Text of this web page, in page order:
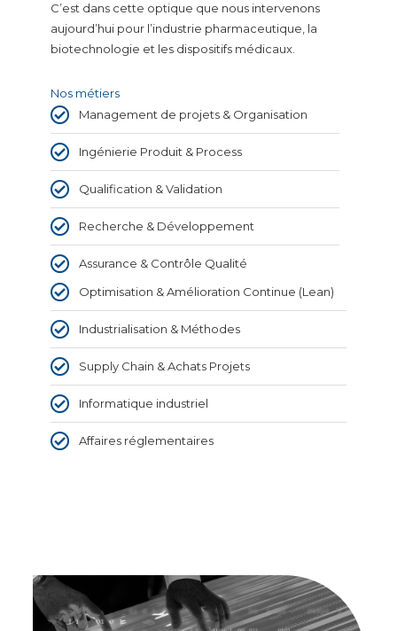
C’est dans cette optique que nous intervenons
aujourd’hui pour l’industrie pharmaceutique, la
biotechnologie et les dispositifs médicaux.
Nos métiers
Management de projets & Organisation
Ingénierie Produit & Process
Qualification & Validation
Recherche & Développement
Assurance & Contrôle Qualité
Optimisation & Amélioration Continue (Lean)
Industrialisation & Méthodes
Supply Chain & Achats Projets
Informatique industriel
Affaires réglementaires